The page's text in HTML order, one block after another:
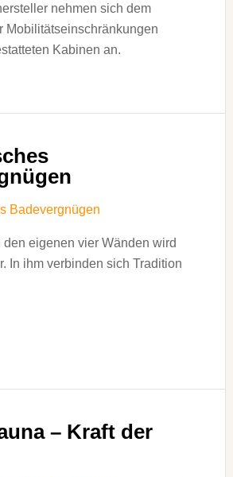
nehmen sich dem
Mobilitätseinschränkungen
Kabinen an.
den eigenen vier Wänden wird
In ihm verbinden sich Tradition
– Kraft der